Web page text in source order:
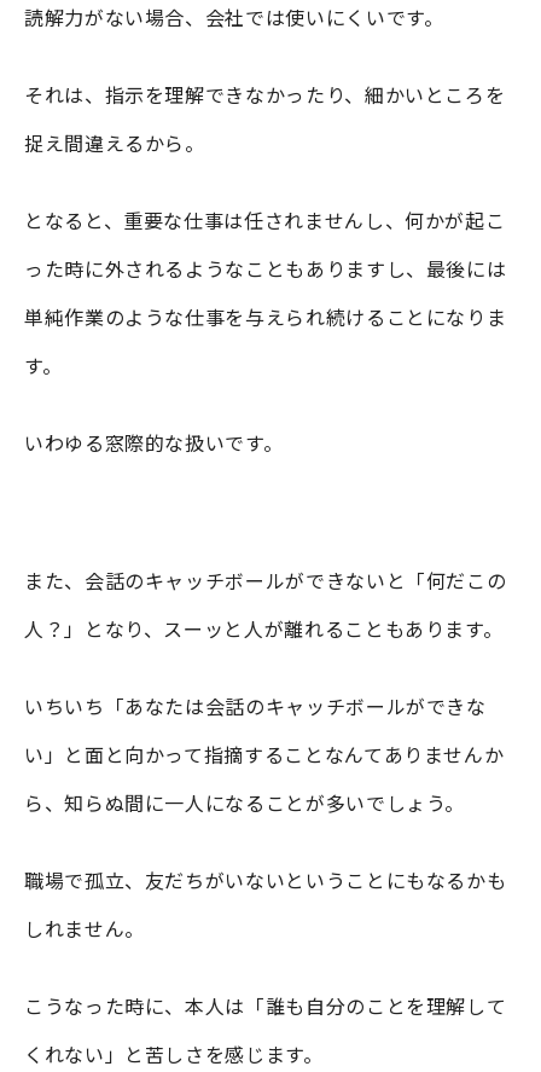
読解力がない場合、会社では使いにくいです。
それは、指示を理解できなかったり、細かいところを
捉え間違えるから。
となると、重要な仕事は任されませんし、何かが起こ
った時に外されるようなこともありますし、最後には
単純作業のような仕事を与えられ続けることになりま
す。
いわゆる窓際的な扱いです。
また、会話のキャッチボールができないと「何だこの
人？」となり、スーッと人が離れることもあります。
いちいち「あなたは会話のキャッチボールができな
い」と面と向かって指摘することなんてありませんか
ら、知らぬ間に一人になることが多いでしょう。
職場で孤立、友だちがいないということにもなるかも
しれません。
こうなった時に、本人は「誰も自分のことを理解して
くれない」と苦しさを感じます。